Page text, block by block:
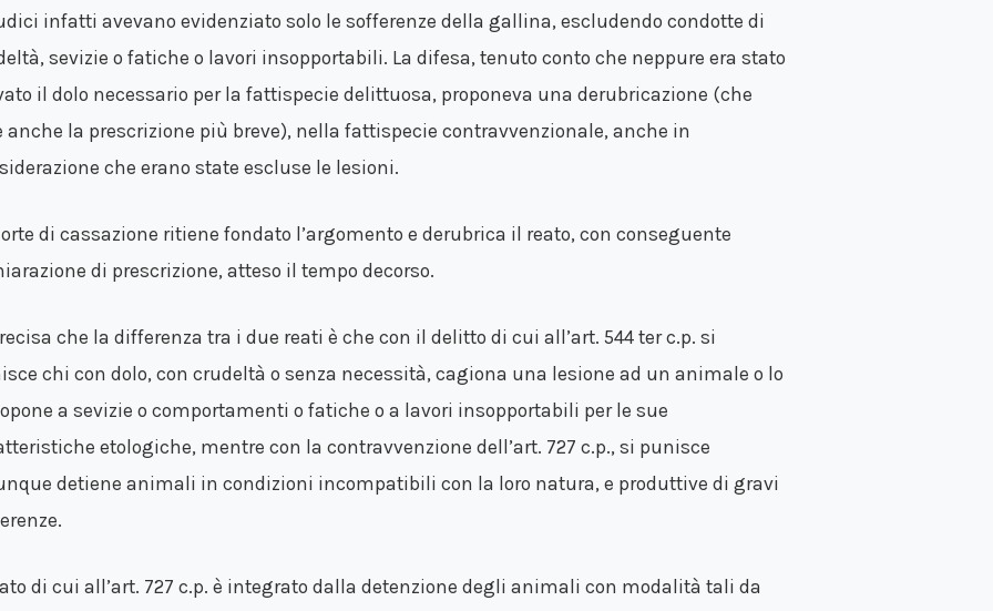
infatti avevano evidenziato solo le sofferenze della gallina, escludendo condotte di
sevizie o fatiche o lavori insopportabili. La difesa, tenuto conto che neppure era stato
il dolo necessario per la fattispecie delittuosa, proponeva una derubricazione (che
anche la prescrizione più breve), nella fattispecie contravvenzionale, anche in
che erano state escluse le lesioni.
di cassazione ritiene fondato l’argomento e derubrica il reato, con conseguente
di prescrizione, atteso il tempo decorso.
che la differenza tra i due reati è che con il delitto di cui all’art. 544 ter c.p. si
chi con dolo, con crudeltà o senza necessità, cagiona una lesione ad un animale o lo
a sevizie o comportamenti o fatiche o a lavori insopportabili per le sue
etologiche, mentre con la contravvenzione dell’art. 727 c.p., si punisce
detiene animali in condizioni incompatibili con la loro natura, e produttive di gravi
di cui all’art. 727 c.p. è integrato dalla detenzione degli animali con modalità tali da